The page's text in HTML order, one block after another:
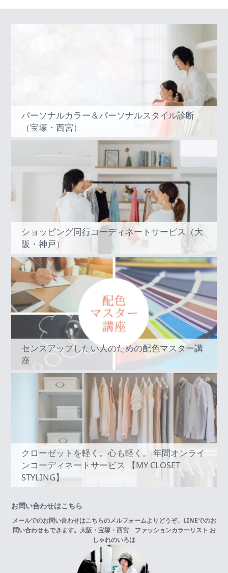
パーソナルカラー＆パーソナルスタイル診断
（宝塚・西宮）
ショッピング同行コーディネートサービス（大
阪・神戸）
センスアップしたい人のための配色マスター講
座
クローゼットを軽く。心も軽く。 年間オンライ
ンコーディネートサービス 【MY CLOSET
STYLING】
お問い合わせはこちら
メールでのお問い合わせはこちらのメルフォームよりどうぞ。LINEでのお
問い合わせもできます。 大阪・宝塚・西宮 ファッションカラーリスト お
しゃれのいろは